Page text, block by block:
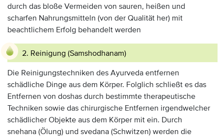
durch das bloße Vermeiden von sauren, heißen und
scharfen Nahrungsmitteln (von der Qualität her) mit
beachtlichem Erfolg behandelt werden
2. Reinigung (Samshodhanam)
Die Reinigungstechniken des Ayurveda entfernen
schädliche Dinge aus dem Körper. Folglich schließt es das
Entfernen von doshas durch bestimmte therapeutische
Techniken sowie das chirurgische Entfernen irgendwelcher
schädlicher Objekte aus dem Körper mit ein. Durch
snehana (Ölung) und svedana (Schwitzen) werden die